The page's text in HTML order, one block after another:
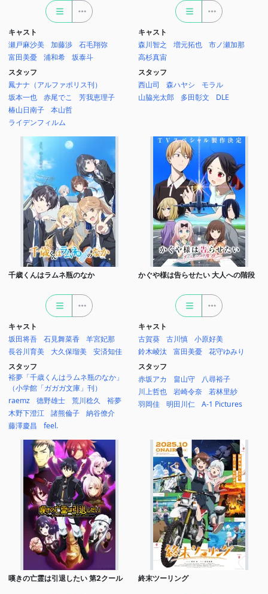
キャスト
瀬戸麻沙美
加藤渉
石毛翔弥
富田美憂
浦和希
坂泰斗
スタッフ
鳳ナナ（アルファポリス刊）
坂本一也
赤尾でこ
芳我恵理子
椿山日南子
本山哲
ライデンフィルム
キャスト
森川智之
増元拓也
市ノ瀬加那
高杉真宙
スタッフ
西山司
森ハヤシ
モラル
山脇光太郎
多田彰文 DLE
千歳くんはラムネ瓶のなか
キャスト
坂田将吾
石見舞菜香
羊宮妃那
長谷川育美
大久保瑠美
安済知佳
スタッフ
裕夢「千歳くんはラムネ瓶のなか」
（小学館「ガガガ文庫」刊）
raemz
德野雄士 荒川稔久
裕夢
木野下澄江
諸熊倫子
納谷僚介
藤澤慶昌
feel.
かぐや様は告らせたい 大人への階段
キャスト
古賀葵
古川慎
小原好美
鈴木崚汰
富田美憂
花守ゆみり
スタッフ
赤坂アカ
畠山守
八尋裕子
川上哲也
岩崎令奈
若林里紗
羽岡佳
明田川仁 A-1 Pictures
嘆きの亡霊は引退したい 第2クール 終末ツーリング